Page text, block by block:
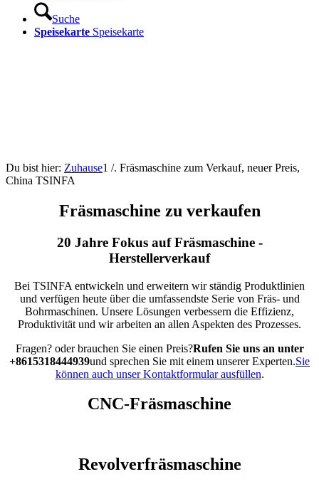
Suche
Speisekarte Speisekarte
Du bist hier: Zuhause1 /. Fräsmaschine zum Verkauf, neuer Preis,
China TSINFA
Fräsmaschine zu verkaufen
20 Jahre Fokus auf Fräsmaschine -
Herstellerverkauf
Bei TSINFA entwickeln und erweitern wir ständig Produktlinien
und verfügen heute über die umfassendste Serie von Fräs- und
Bohrmaschinen. Unsere Lösungen verbessern die Effizienz,
Produktivität und wir arbeiten an allen Aspekten des Prozesses.
Fragen? oder brauchen Sie einen Preis?Rufen Sie uns an unter
+8615318444939und sprechen Sie mit einem unserer Experten.Sie
können auch unser Kontaktformular ausfüllen.
CNC-Fräsmaschine
Revolverfräsmaschine